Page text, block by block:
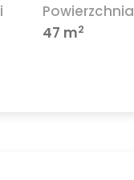
Powierzchnia
47 m2